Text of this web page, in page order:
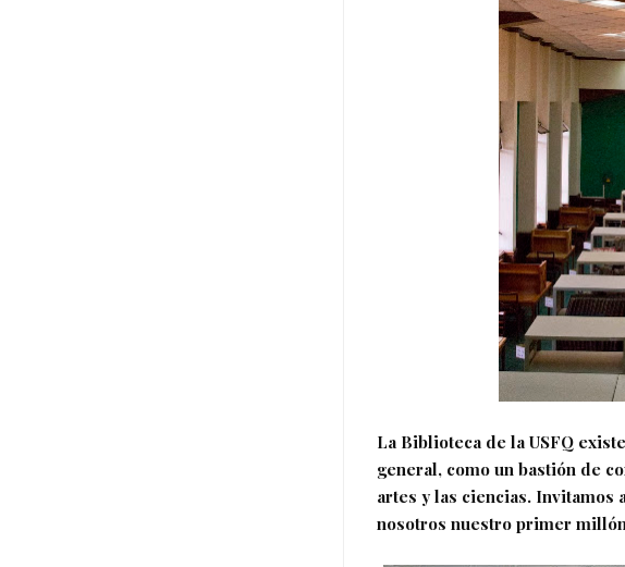
La Biblioteca de la USFQ
general, como un bastión de
artes y las ciencias. Invitamos
nosotros nuestro primer